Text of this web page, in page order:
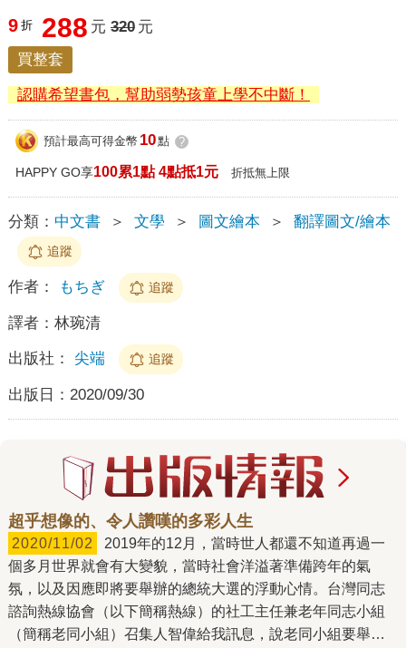
9 折 288 元 320 元
買整套
認購希望書包，幫助弱勢孩童上學不中斷！
預計最高可得金幣 10點 ?
HAPPY GO享100累1點 4點抵1元 折抵無上限
分類： 中文書 ＞ 文學 ＞ 圖文繪本 ＞ 翻譯圖文/繪本
追蹤
作者： もちぎ 追蹤
譯者： 林琬清
出版社： 尖端 追蹤
出版日： 2020/09/30
超乎想像的、令人讚嘆的多彩人生
2020/11/02
個多月世界就會有大變貌，當時社會洋溢著準備跨年的氣
氛，以及因應即將要舉辦的總統大選的浮動心情。台灣同志
諮詢熱線協會（以下簡稱熱線）的社工主任兼老年同志小組
（簡稱老同小組）召集人智偉給我訊息，說老同小組要舉辦